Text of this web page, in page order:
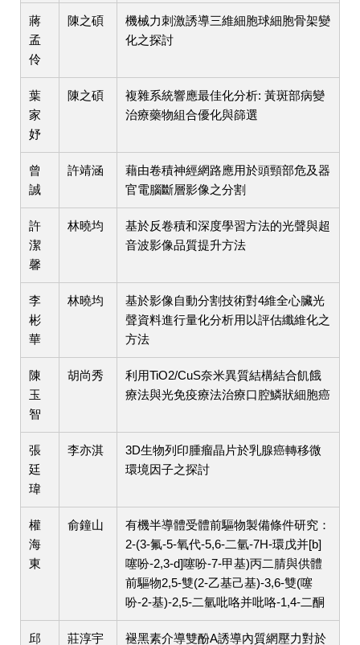
蔣
孟
伶
陳之碩
機械力刺激誘導三維細胞球細胞骨架變
化之探討
葉
家
妤
陳之碩
複雜系統響應最佳化分析: 黃斑部病變
治療藥物組合優化與篩選
曾
誠
許靖涵
藉由卷積神經網路應用於頭頸部危及器
官電腦斷層影像之分割
許
潔
馨
林曉均
基於反卷積和深度學習方法的光聲與超
音波影像品質提升方法
李
彬
華
林曉均
基於影像自動分割技術對4維全心臟光
聲資料進行量化分析用以評估纖維化之
方法
陳
玉
智
胡尚秀
利用TiO2/CuS奈米異質結構結合飢餓
療法與光免疫療法治療口腔鱗狀細胞癌
張
廷
瑋
李亦淇
3D生物列印腫瘤晶片於乳腺癌轉移微
環境因子之探討
權
海
東
俞鐘山
有機半導體受體前驅物製備條件研究：
2-(3-氟-5-氧代-5,6-二氫-7H-環戊并[b]
噻吩-2,3-d]噻吩-7-甲基)丙二腈與供體
前驅物2,5-雙(2-乙基己基)-3,6-雙(噻
吩-2-基)-2,5-二氫吡咯并吡咯-1,4-二酮
邱 莊淳宇 褪黑素介導雙酚A誘導內質網壓力對於